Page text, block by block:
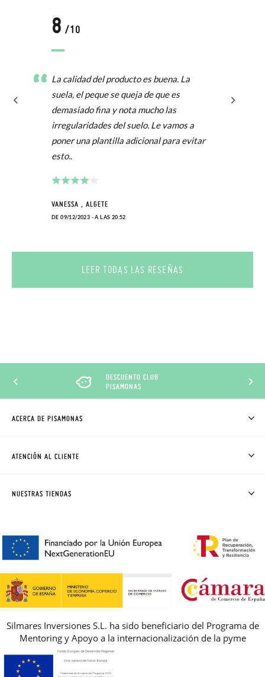
8 /10
La calidad del producto es buena. La
suela, el peque se queja de que es
demasiado fina y nota mucho las
irregularidades del suelo. Le vamos a
poner una plantilla adicional para evitar
esto..
VANESSA , ALGETE
DE 09/12/2023 - A LAS 20:52
LEER TODAS LAS RESEÑAS
DESCUENTO CLUB
PISAMONAS
ACERCA DE PISAMONAS
CÓMO COMPRAR
AVISO LEGAL, PRIVACIDAD Y COOKIES
REBAJAS
ATENCIÓN AL CLIENTE
PREGUNTAS FRECUENTES
NUESTRAS TIENDAS
Silmares Inversiones S.L. ha sido beneficiario del Programa de
Mentoring y Apoyo a la internacionalización de la pyme